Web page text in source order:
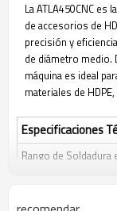
La ATLA450CNC es
de accesorios de
precisión y
de diámetro medio.
máquina es ideal
materiales de HDPE,
Especificaciones
Rango de Soldadura